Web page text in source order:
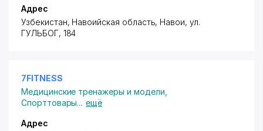
Адрес
Узбекистан, Навоийская область, Навои,ул.
ГУЛЬБОГ, 184
7FITNESS
Медицинские тренажеры и модели
Спорттовары... ещё
Адрес